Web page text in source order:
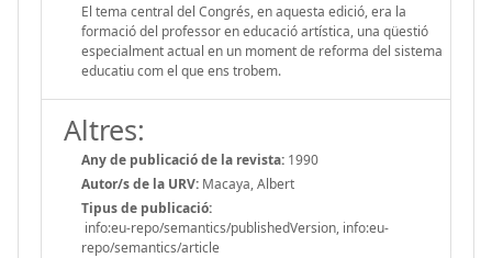
El tema central del Congrés, en aquesta edició, era la
formació del professor en educació artística, una qüestió
especialment actual en un moment de reforma del sistema
educatiu com el que ens trobem.
Altres:
Any de publicació de la revista: 1990
Autor/s de la URV: Macaya, Albert
Tipus de publicació:
info:eu-repo/semantics/publishedVersion, info:eu-
repo/semantics/article